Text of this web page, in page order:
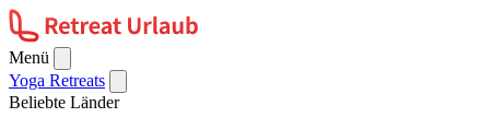
Menü
Yoga Retreats
Beliebte Länder